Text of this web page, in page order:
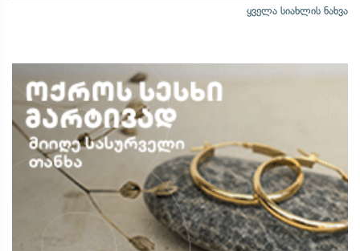
ყველა სიახლის ნახვა